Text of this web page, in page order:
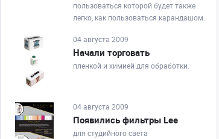
пользоваться которой будет также
легко, как пользоваться карандашом.
04 августа 2009
Начали торговать
пленкой и химией для обработки.
04 августа 2009
Появились фильтры Lee
для студийного света